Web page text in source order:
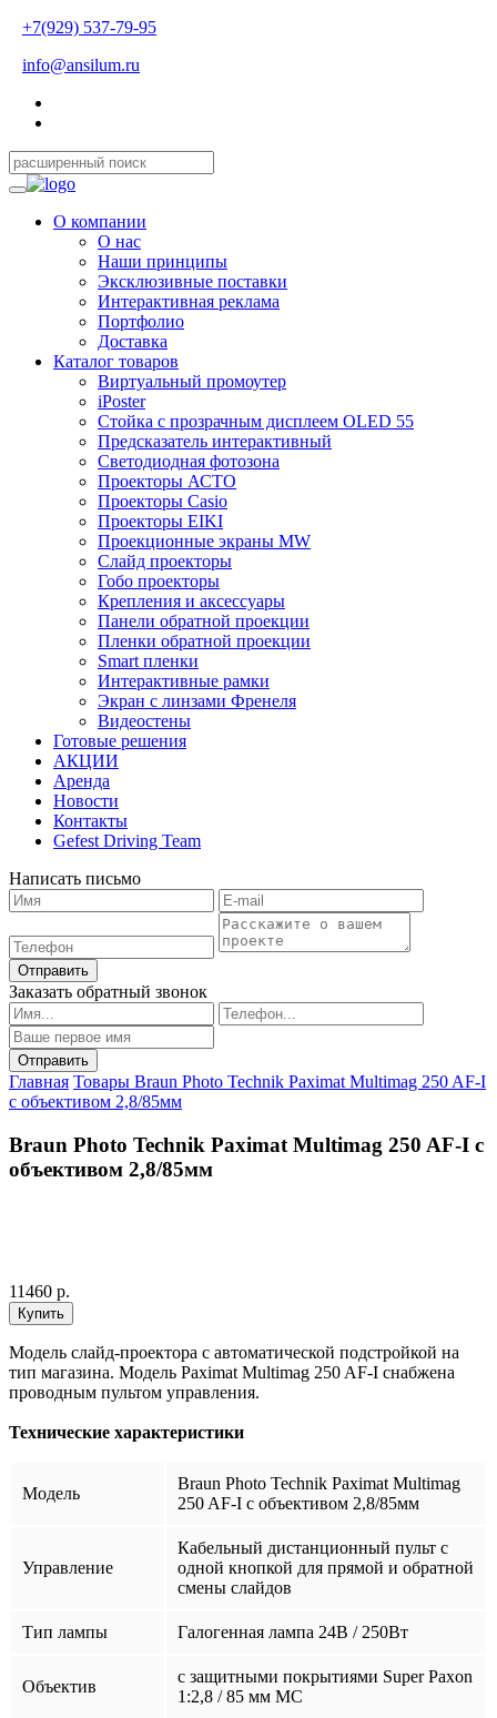
+7(929) 537-79-95
info@ansilum.ru
О компании
О нас
Наши принципы
Эксклюзивные поставки
Интерактивная реклама
Портфолио
Доставка
Каталог товаров
Виртуальный промоутер
iPoster
Стойка с прозрачным дисплеем OLED 55
Предсказатель интерактивный
Светодиодная фотозона
Проекторы АСТО
Проекторы Casio
Проекторы EIKI
Проекционные экраны MW
Слайд проекторы
Гобо проекторы
Крепления и аксессуары
Панели обратной проекции
Пленки обратной проекции
Smart пленки
Интерактивные рамки
Экран с линзами Френеля
Видеостены
Готовые решения
АКЦИИ
Аренда
Новости
Контакты
Gefest Driving Team
Написать письмо
Отправить
Заказать обратный звонок
Главная Товары Braun Photo Technik Paximat Multimag 250 AF-I
с объективом 2,8/85мм
Braun Photo Technik Paximat Multimag 250 AF-I с
объективом 2,8/85мм
11460 р.
Модель слайд-проектора с автоматической подстройкой на
тип магазина. Модель Paximat Multimag 250 AF-I снабжена
проводным пультом управления.
Технические характеристики
Модель
Braun Photo Technik Paximat Multimag
250 AF-I с объективом 2,8/85мм
Управление
Кабельный дистанционный пульт с
одной кнопкой для прямой и обратной
смены слайдов
Тип лампы Галогенная лампа 24В / 250Вт
Объектив
с защитными покрытиями Super Paxon
1:2,8 / 85 мм MC